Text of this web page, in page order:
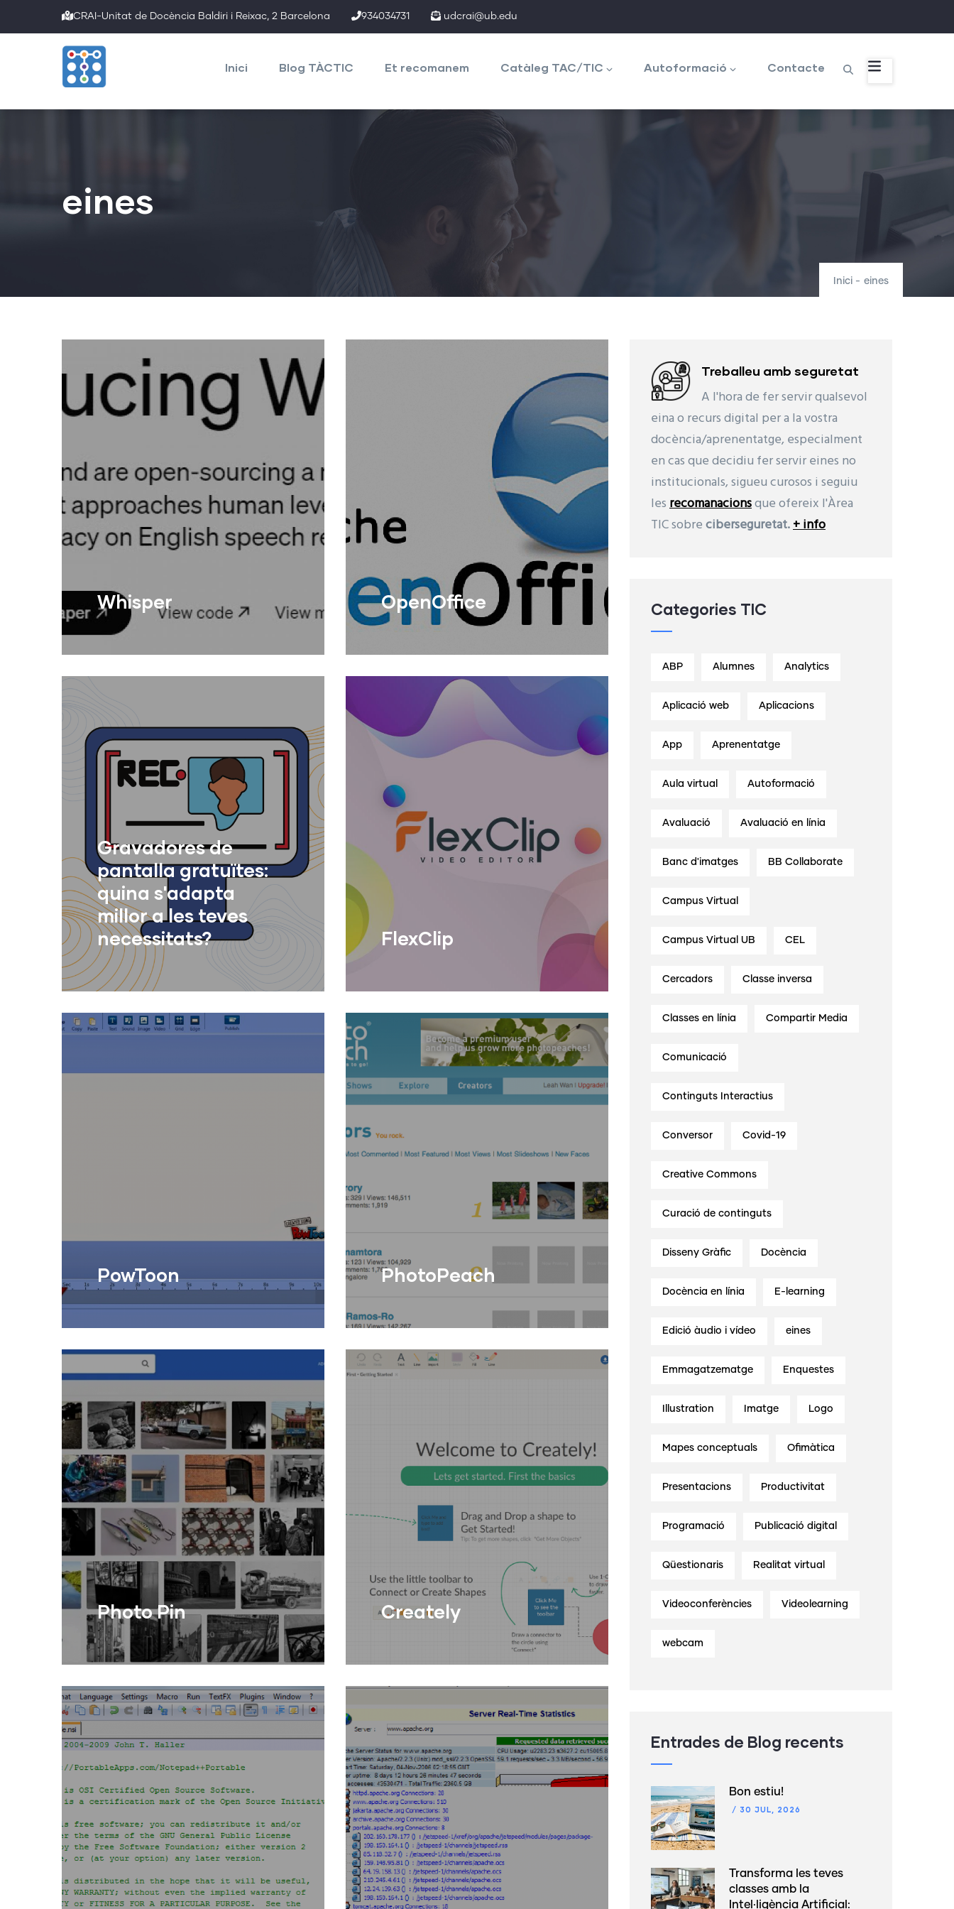
to
CRAI-Unitat de Docència Baldiri i Reixac, 2 Barcelona 934034731 udcrai@ub.edu
navigation
Inici Blog TÀCTIC Et recomanem Catàleg TAC/TIC Autoformació Contacte
eines
Inici - eines
Whisper
Whisper és un sistema de
reconeixement automàtic de veu
(ASR) entrenat amb 680.000 hores
OpenOffice
Gravadores de
pantalla gratuïtes:
quina s'adapta
millor a les teves
necessitats?
Us presentem una sèrie de
gravadores gratuïtes de pantalla,
àudio i vídeo o web cam, que
treballen de forma simultàni
Llegir Més
FlexClip
FlexClip és un editor de vídeo en
línea que permet editar clips de
vídeo de forma senzilla i àgil.
Llegir Més
PowToon
Aplicació en línia per a la creació
de presentacions i vídeos animats.
Llegir Més
PhotoPeach
Servei d'allotjament d'imatges,
especialitzat en la creació
de slideshows (galeries d'imatges
en movim
Llegir Més
Photo Pin
Cercador d'imatges i fotografies de
Flickr amb llicència Creative
Commons per a blocs i altres llocs
web, materi
Llegir Més
Creately
Generador col·laboratiu de
diagrames i mapes conceptuals.
Treballeu amb seguretat
A l'hora de fer servir qualsevol
eina o recurs digital per a la vostra
docència/aprenentatge, especialment
en cas que decidiu fer servir eines no
institucionals, sigueu curosos i seguiu
lesrecomanacionsque ofereix l'Àrea
TIC sobreciberseguretat.+ info
Categories TIC
ABP Alumnes Analytics
Aplicació web Aplicacions
App Aprenentatge
Aula virtual Autoformació
Avaluació Avaluació en línia
Banc d'imatges BB Collaborate
Campus Virtual
Campus Virtual UB CEL
Cercadors Classe inversa
Classes en línia Compartir Media
Comunicació
Continguts Interactius
Conversor Covid-19
Creative Commons
Curació de continguts
Disseny Gràfic Docència
Docència en línia E-learning
Edició àudio i vídeo eines
Emmagatzematge Enquestes
Illustration Imatge Logo
Mapes conceptuals Ofimàtica
Presentacions Productivitat
Programació Publicació digital
Qüestionaris Realitat virtual
Videoconferències Videolearning
webcam
Entrades de Blog recents
Bon estiu!
/ 30 JUL, 2026
Transforma les teves
classes amb la
Intel·ligència Artificial: